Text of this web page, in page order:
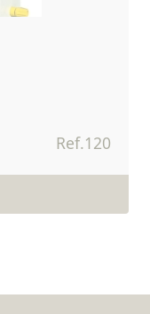
Ref.120